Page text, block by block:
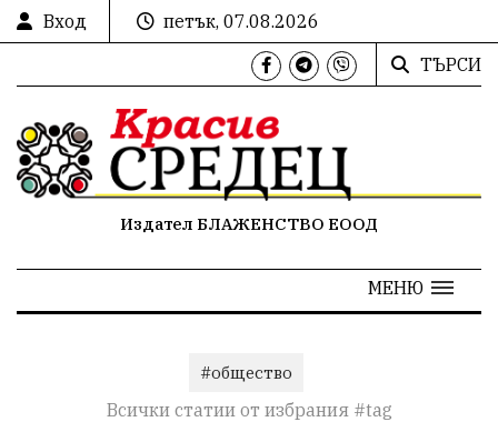
Вход
петък, 07.08.2026
ТЪРСИ
Издател БЛАЖЕНСТВО ЕООД
МЕНЮ
#общество
Всички статии от избрания #tag